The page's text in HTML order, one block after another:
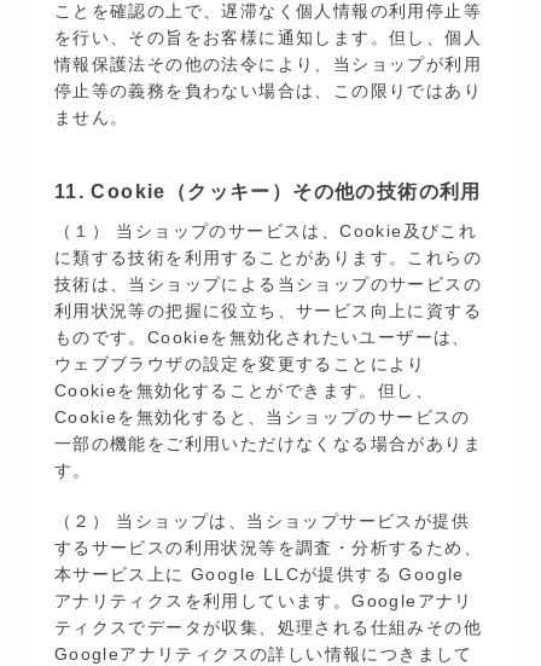
ことを確認の上で、遅滞なく個人情報の利用停止等
を行い、その旨をお客様に通知します。但し、個人
情報保護法その他の法令により、当ショップが利用
停止等の義務を負わない場合は、この限りではあり
ません。
11. Cookie（クッキー）その他の技術の利用
（１） 当ショップのサービスは、Cookie及びこれ
に類する技術を利用することがあります。これらの
技術は、当ショップによる当ショップのサービスの
利用状況等の把握に役立ち、サービス向上に資する
ものです。Cookieを無効化されたいユーザーは、
ウェブブラウザの設定を変更することにより
Cookieを無効化することができます。但し、
Cookieを無効化すると、当ショップのサービスの
一部の機能をご利用いただけなくなる場合がありま
す。
（２） 当ショップは、当ショップサービスが提供
するサービスの利用状況等を調査・分析するため、
本サービス上に Google LLCが提供する Google
アナリティクスを利用しています。Googleアナリ
ティクスでデータが収集、処理される仕組みその他
Googleアナリティクスの詳しい情報につきまして